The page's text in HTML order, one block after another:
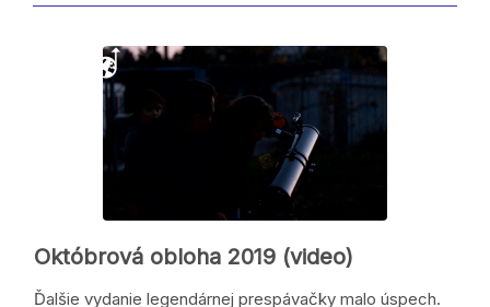
Októbrová obloha 2019 (video)
Ďalšie vydanie legendárnej prespávačky malo úspech.